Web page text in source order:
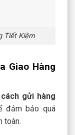
Tiết Kiệm
Giao Hàng
cách gửi hàng
đảm bảo quá
toàn.